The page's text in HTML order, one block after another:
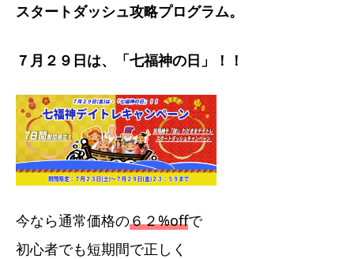
スタートダッシュ攻略プログラム。
７月２９日は、「七福神の日」！！
今なら通常価格の６２%offで
初心者でも短期間で正しく